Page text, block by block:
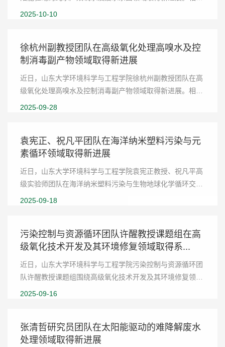
成果以“Defect-modulated oxygen adsorption and Z-
2025-10-10
徐杭州副教授团队在高级氧化处理高嗅水及控
制消毒副产物领域取得新进展
近日，山东大学环境科学与工程学院徐杭州副教授团队在高
级氧化处理高嗅水及控制消毒副产物领域取得新进展。相关
研究以“Investigation of nitro(so)- and chloro-disinfection
2025-09-28
袁宪正、祝凡平团队在海洋纳米塑料污染与元
素循环领域取得新进展
近日，山东大学环境科学与工程学院袁宪正教授、祝凡平高
级实验师团队在海洋纳米塑料污染与生物地球化学循环交互
作用研究领域取得新进展。相关研究以“Polystyrene
2025-09-18
污染控制与资源循环团队许醒教授课题组在高
级氧化技术开发及其环境修复领域取得系...
近日，山东大学环境科学与工程学院污染控制与资源循环团
队许醒教授课题组围绕高级氧化技术开发及其环境修复领域
取得系列进展。相关成果先后发表于Advanced
2025-09-16
张清哲研究员团队在太阳能驱动的难降解废水
处理领域取得新进展